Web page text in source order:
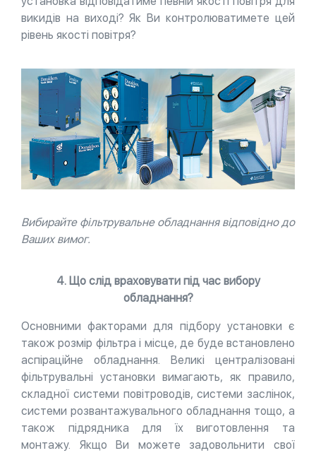
викидів на виході? Як Ви контролюватимете цей
рівень якості повітря?
Вибирайте фільтрувальне обладнання відповідно до
Ваших вимог.
4. Що слід враховувати під час вибору
обладнання?
Основними факторами для підбору установки є
також розмір фільтра і місце, де буде встановлено
аспіраційне обладнання. Великі централізовані
фільтрувальні установки вимагають, як правило,
складної системи повітроводів, системи заслінок,
системи розвантажувального обладнання тощо, а
також підрядника для їх виготовлення та
монтажу. Якщо Ви можете задовольнити свої